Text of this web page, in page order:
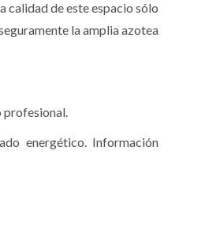
calidad de este espacio sólo
la amplia azotea
profesional.
energético. Información